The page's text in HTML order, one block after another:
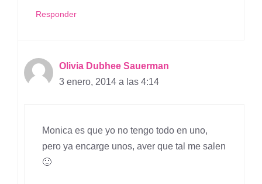
Responder
Olivia Dubhee Sauerman
3 enero, 2014 a las 4:14
Monica es que yo no tengo todo en uno,
pero ya encarge unos, aver que tal me salen
🙂